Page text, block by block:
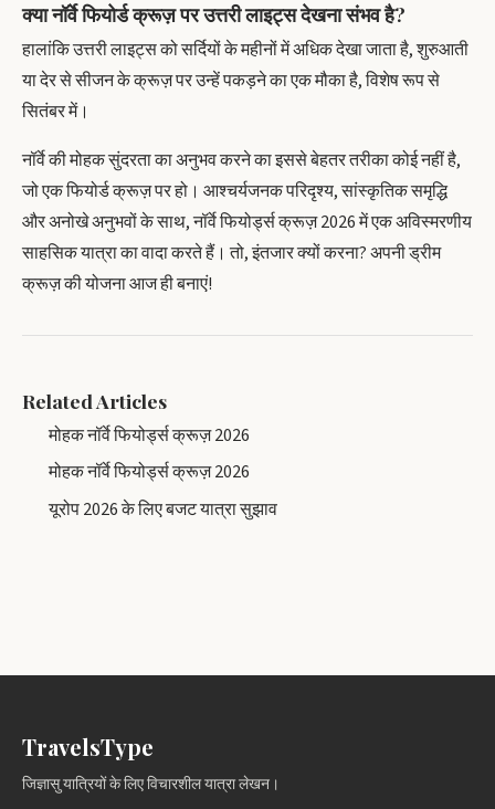
क्या नॉर्वे फियोर्ड क्रूज़ पर उत्तरी लाइट्स देखना संभव है?
हालांकि उत्तरी लाइट्स को सर्दियों के महीनों में अधिक देखा जाता है, शुरुआती
या देर से सीजन के क्रूज़ पर उन्हें पकड़ने का एक मौका है, विशेष रूप से
सितंबर में।
नॉर्वे की मोहक सुंदरता का अनुभव करने का इससे बेहतर तरीका कोई नहीं है,
जो एक फियोर्ड क्रूज़ पर हो। आश्चर्यजनक परिदृश्य, सांस्कृतिक समृद्धि
और अनोखे अनुभवों के साथ, नॉर्वे फियोर्ड्स क्रूज़ 2026 में एक अविस्मरणीय
साहसिक यात्रा का वादा करते हैं। तो, इंतजार क्यों करना? अपनी ड्रीम
क्रूज़ की योजना आज ही बनाएं!
Related Articles
मोहक नॉर्वे फियोर्ड्स क्रूज़ 2026
मोहक नॉर्वे फियोर्ड्स क्रूज़ 2026
यूरोप 2026 के लिए बजट यात्रा सुझाव
TravelsType
जिज्ञासु यात्रियों के लिए विचारशील यात्रा लेखन।